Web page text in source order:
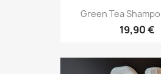
Green Tea
19,90 €